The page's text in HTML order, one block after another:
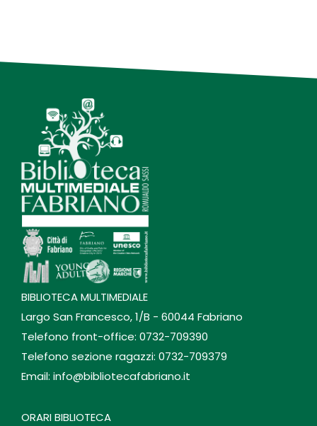
BIBLIOTECA MULTIMEDIALE
Largo San Francesco, 1/B - 60044 Fabriano
Telefono front-office: 0732-709390
Telefono sezione ragazzi: 0732-709379
Email: info@bibliotecafabriano.it
ORARI BIBLIOTECA